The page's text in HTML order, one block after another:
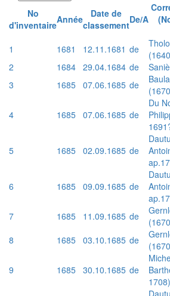
No
d'inventaireAnnée
Date de
classementDe/A
1
1681 12.11.1681 de
2
1684 29.04.1684 de
3
1685 07.06.1685 de
4 1685 07.06.1685 de
Du
5 1685 02.09.1685 de
6 1685 09.09.1685 de
7 1685 11.09.1685 de
8
1685 03.10.1685 de
9 1685 30.10.1685 de
1708)